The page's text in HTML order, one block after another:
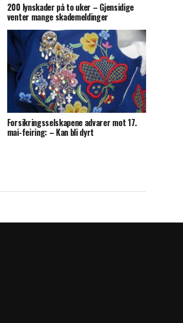
200 lynskader på to uker – Gjensidige
venter mange skademeldinger
Forsikringsselskapene advarer mot 17.
mai-feiring: – Kan bli dyrt